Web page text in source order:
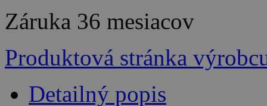
Záruka 36 mesiacov
Produktová stránka
Detailný popis